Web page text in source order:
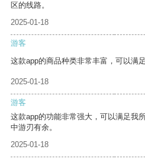
区的线路。
2025-01-18
游客
这款app的商品种类非常丰富，可以满
2025-01-18
游客
这款app的功能非常强大，可以满足我
中游刃有余。
2025-01-18